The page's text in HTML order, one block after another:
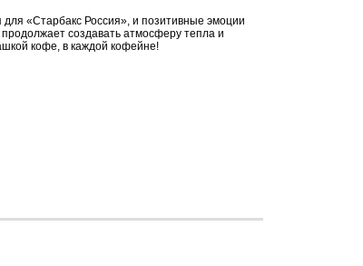
«Старбакс Россия», и позитивные эмоции
создавать атмосферу тепла и
кофе, в каждой кофейне!